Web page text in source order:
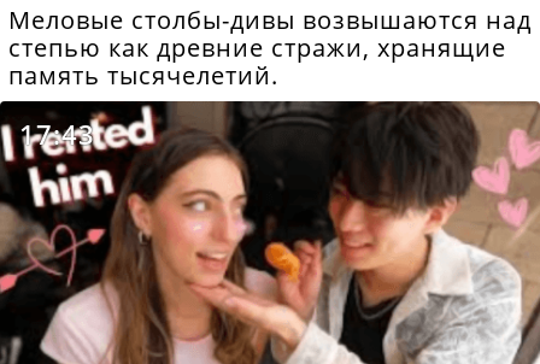
Меловые столбы-дивы возвышаются над
степью как древние стражи, хранящие
память тысячелетий.
17:43